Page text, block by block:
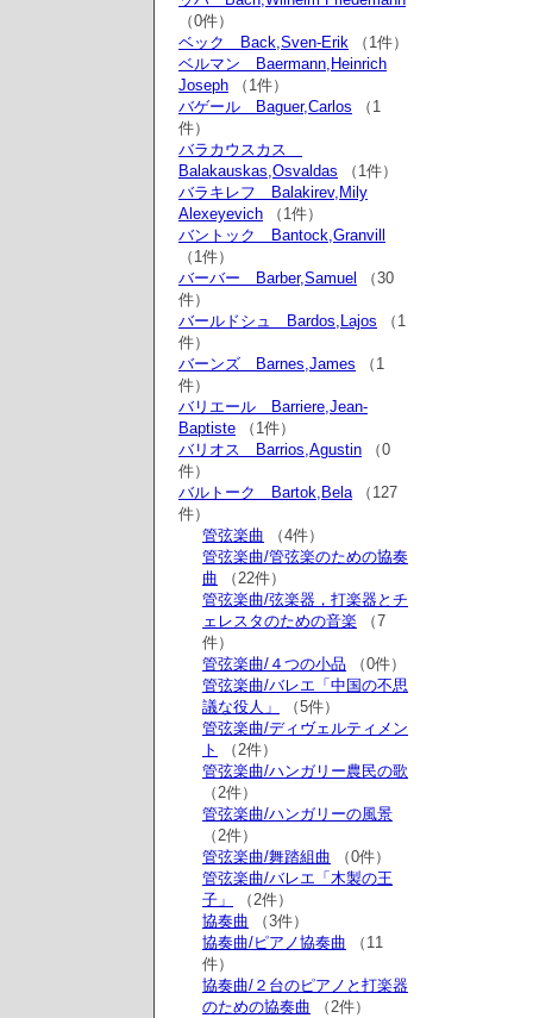
（0件）
ベック Back,Sven-Erik （1件）
ベルマン Baermann,Heinrich
Joseph （1件）
バゲール Baguer,Carlos （1
件）
バラカウスカス
Balakauskas,Osvaldas （1件）
バラキレフ Balakirev,Mily
Alexeyevich （1件）
バントック Bantock,Granvill
（1件）
バーバー Barber,Samuel
（30
件）
バールドシュ Bardos,Lajos （1
件）
バーンズ Barnes,James （1
件）
バリエール Barriere,Jean-
Baptiste （1件）
バリオス Barrios,Agustin （0
件）
バルトーク Bartok,Bela（127
件）
管弦楽曲 （4件）
管弦楽曲/管弦楽のための協奏
曲 （22件）
管弦楽曲/弦楽器，打楽器とチ
ェレスタのための音楽 （7
件）
管弦楽曲/４つの小品 （0件）
管弦楽曲/バレエ「中国の不思
議な役人」
（5件）
管弦楽曲/ディヴェルティメン
ト
（2件）
管弦楽曲/ハンガリー農民の歌
（2件）
管弦楽曲/ハンガリーの風景
（2件）
管弦楽曲/舞踏組曲 （0件）
管弦楽曲/バレエ「木製の王
子」
（2件）
協奏曲 （3件）
協奏曲/ピアノ協奏曲 （11
件）
協奏曲/２台のピアノと打楽器
のための協奏曲 （2件）